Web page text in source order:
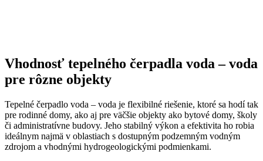
Vhodnosť tepelného čerpadla voda – voda
pre rôzne objekty
Tepelné čerpadlo voda – voda je flexibilné riešenie, ktoré sa hodí tak
pre rodinné domy, ako aj pre väčšie objekty ako bytové domy, školy
či administratívne budovy. Jeho stabilný výkon a efektivita ho robia
ideálnym najmä v oblastiach s dostupným podzemným vodným
zdrojom a vhodnými hydrogeologickými podmienkami.